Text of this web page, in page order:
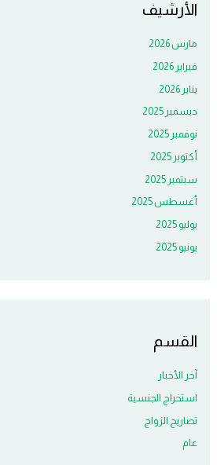
الأرشيف
مارس 2026
فبراير 2026
يناير 2026
ديسمبر 2025
نوفمبر 2025
أكتوبر 2025
سبتمبر 2025
أغسطس 2025
يوليو 2025
يونيو 2025
القسم
آخر الأخبار
استخراج الجنسية
تصاريح الزواج
عام